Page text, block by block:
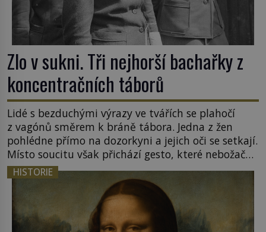
Zlo v sukni. Tři nejhorší bachařky z
koncentračních táborů
Lidé s bezduchými výrazy ve tvářích se plahočí
z vagónů směrem k bráně tábora. Jedna z žen
pohlédne přímo na dozorkyni a jejich oči se setkají.
Místo soucitu však přichází gesto, které nebožačku
posílá rovnou do plynové komory. Jména jako
Rudolf Höss (1901–1947), Josef Mengele (1911–
1979) či Heinrich Himmler (1900–1945) zná každý,
o koho se historie jen otřela. Jenže […]
HISTORIE